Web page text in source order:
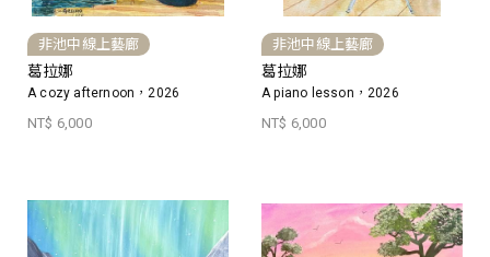
非池中線上藝廊
葛拉娜
A cozy afternoon，2026
NT$ 6,000
非池中線上藝廊
葛拉娜
A piano lesson，2026
NT$ 6,000